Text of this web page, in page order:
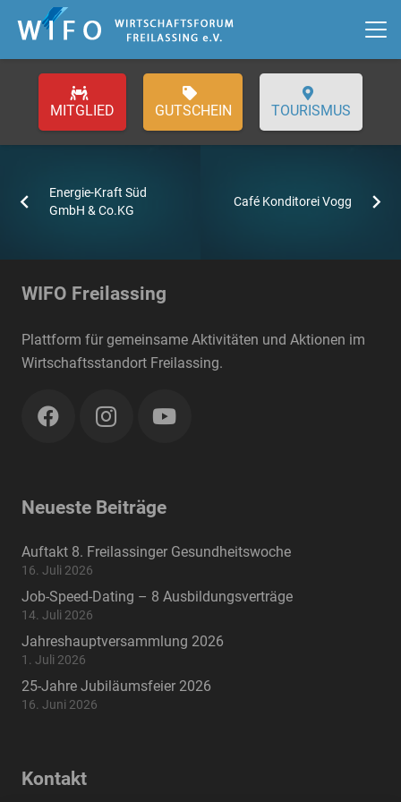
GUTSCHEIN TOURISMUS
Energie-Kraft Süd
GmbH & Co.KG
Café Konditorei Vogg
WIFO Freilassing
Plattform für gemeinsame Aktivitäten und Aktionen im
Wirtschaftsstandort Freilassing.
Neueste Beiträge
Auftakt 8. Freilassinger Gesundheitswoche
16. Juli 2026
Job-Speed-Dating – 8 Ausbildungsverträge
14. Juli 2026
Jahreshauptversammlung 2026
1. Juli 2026
25-Jahre Jubiläumsfeier 2026
16. Juni 2026
Kontakt